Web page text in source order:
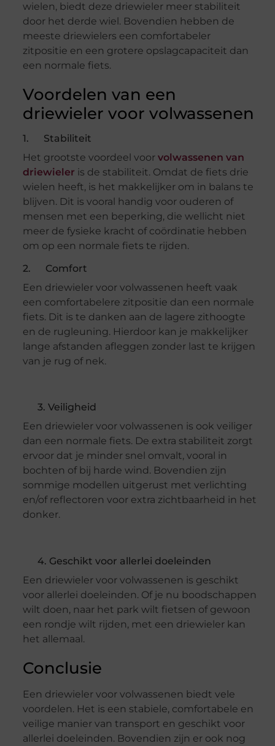
wielen, biedt deze driewieler meer stabiliteit
door het derde wiel. Bovendien hebben de
meeste driewielers een comfortabeler
zitpositie en een grotere opslagcapaciteit dan
een normale fiets.
Voordelen van een
driewieler voor volwassenen
1. Stabiliteit
Het grootste voordeel voor volwassenen van
driewieler is de stabiliteit. Omdat de fiets drie
wielen heeft, is het makkelijker om in balans te
blijven. Dit is vooral handig voor ouderen of
mensen met een beperking, die wellicht niet
meer de fysieke kracht of coördinatie hebben
om op een normale fiets te rijden.
2. Comfort
Een driewieler voor volwassenen heeft vaak
een comfortabelere zitpositie dan een normale
fiets. Dit is te danken aan de lagere zithoogte
en de rugleuning. Hierdoor kan je makkelijker
lange afstanden afleggen zonder last te krijgen
van je rug of nek.
3. Veiligheid
Een driewieler voor volwassenen is ook veiliger
dan een normale fiets. De extra stabiliteit zorgt
ervoor dat je minder snel omvalt, vooral in
bochten of bij harde wind. Bovendien zijn
sommige modellen uitgerust met verlichting
en/of reflectoren voor extra zichtbaarheid in het
donker.
4. Geschikt voor allerlei doeleinden
Een driewieler voor volwassenen is geschikt
voor allerlei doeleinden. Of je nu boodschappen
wilt doen, naar het park wilt fietsen of gewoon
een rondje wilt rijden, met een driewieler kan
het allemaal.
Conclusie
Een driewieler voor volwassenen biedt vele
voordelen. Het is een stabiele, comfortabele en
veilige manier van transport en geschikt voor
allerlei doeleinden. Bovendien zijn er ook nog